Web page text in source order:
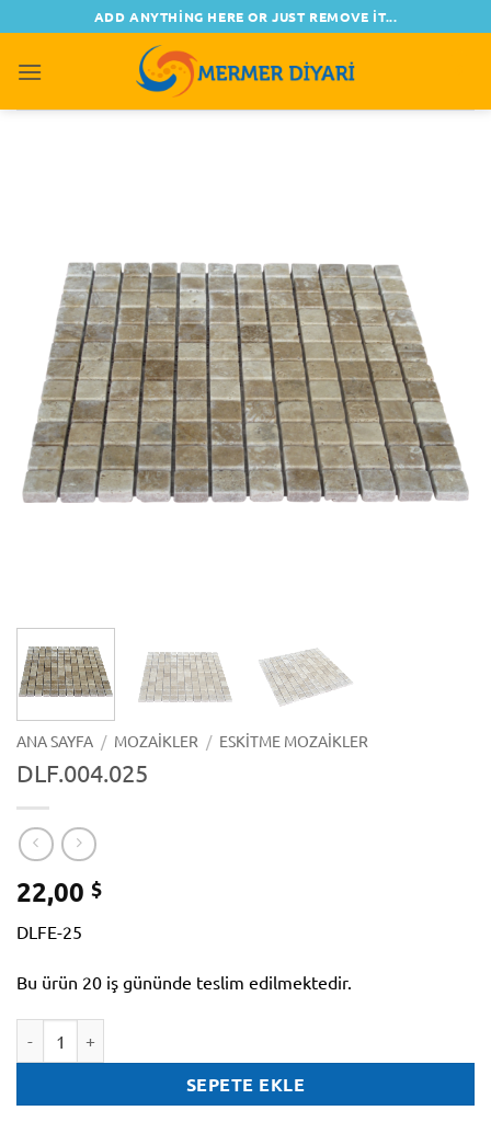
atla
ADD ANYTHING HERE OR JUST REMOVE IT...
ANA SAYFA / MOZAIKLER / ESKITME MOZAIKLER
DLF.004.025
22,00 $
DLFE-25
Bu ürün 20 iş gününde teslim edilmektedir.
SEPETE EKLE